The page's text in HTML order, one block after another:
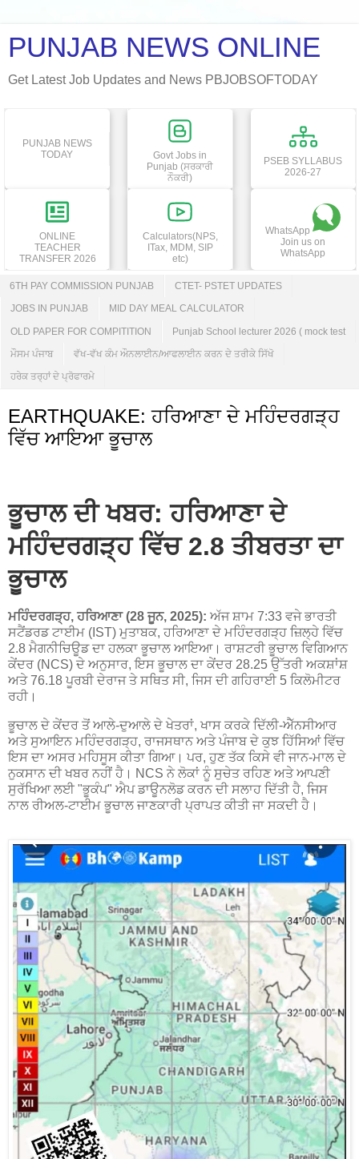
PUNJAB NEWS ONLINE
Get Latest Job Updates and News PBJOBSOFTODAY
PUNJAB NEWS
TODAY
Govt Jobs in
Punjab (ਸਰਕਾਰੀ
ਨੌਕਰੀ)
PSEB SYLLABUS
2026-27
ONLINE
TEACHER
TRANSFER 2026
Calculators(NPS,
ITax, MDM, SIP
etc)
WhatsApp
Join us on
WhatsApp
6TH PAY COMMISSION PUNJAB CTET- PSTET UPDATES
JOBS IN PUNJAB MID DAY MEAL CALCULATOR
OLD PAPER FOR COMPITITION Punjab School lecturer 2026 ( mock test
ਮੌਸਮ ਪੰਜਾਬ ਵੱਖ-ਵੱਖ ਕੰਮ ਔਨਲਾਈਨ/ਆਫਲਾਈਨ ਕਰਨ ਦੇ ਤਰੀਕੇ ਸਿੱਖੋ
ਹਰੇਕ ਤਰ੍ਹਾਂ ਦੇ ਪ੍ਰੋਫਾਰਮੇ
EARTHQUAKE: ਹਰਿਆਣਾ ਦੇ ਮਹਿੰਦਰਗੜ੍ਹ
ਵਿੱਚ ਆਇਆ ਭੂਚਾਲ
ਭੂਚਾਲ ਦੀ ਖਬਰ: ਹਰਿਆਣਾ ਦੇ
ਮਹਿੰਦਰਗੜ੍ਹ ਵਿੱਚ 2.8 ਤੀਬਰਤਾ ਦਾ
ਭੂਚਾਲ
ਮਹਿੰਦਰਗੜ੍ਹ, ਹਰਿਆਣਾ (28 ਜੂਨ, 2025): ਅੱਜ ਸ਼ਾਮ 7:33 ਵਜੇ ਭਾਰਤੀ
ਸਟੈਂਡਰਡ ਟਾਈਮ (IST) ਮੁਤਾਬਕ, ਹਰਿਆਣਾ ਦੇ ਮਹਿੰਦਰਗੜ੍ਹ ਜ਼ਿਲ੍ਹੇ ਵਿੱਚ
2.8 ਮੈਗਨੀਚਿਊਡ ਦਾ ਹਲਕਾ ਭੂਚਾਲ ਆਇਆ। ਰਾਸ਼ਟਰੀ ਭੂਚਾਲ ਵਿਗਿਆਨ
ਕੇਂਦਰ (NCS) ਦੇ ਅਨੁਸਾਰ, ਇਸ ਭੂਚਾਲ ਦਾ ਕੇਂਦਰ 28.25 ਉੱਤਰੀ ਅਕਸ਼ਾਂਸ਼
ਅਤੇ 76.18 ਪੂਰਬੀ ਦੇਰਾਜ ਤੇ ਸਥਿਤ ਸੀ, ਜਿਸ ਦੀ ਗਹਿਰਾਈ 5 ਕਿਲੋਮੀਟਰ
ਰਹੀ।
ਭੂਚਾਲ ਦੇ ਕੇਂਦਰ ਤੋਂ ਆਲੇ-ਦੁਆਲੇ ਦੇ ਖੇਤਰਾਂ, ਖਾਸ ਕਰਕੇ ਦਿੱਲੀ-ਐੱਨਸੀਆਰ
ਅਤੇ ਸੁਆਇਨ ਮਹਿੰਦਰਗੜ੍ਹ, ਰਾਜਸਥਾਨ ਅਤੇ ਪੰਜਾਬ ਦੇ ਕੁਝ ਹਿੱਸਿਆਂ ਵਿੱਚ
ਇਸ ਦਾ ਅਸਰ ਮਹਿਸੂਸ ਕੀਤਾ ਗਿਆ। ਪਰ, ਹੁਣ ਤੱਕ ਕਿਸੇ ਵੀ ਜਾਨ-ਮਾਲ ਦੇ
ਨੁਕਸਾਨ ਦੀ ਖਬਰ ਨਹੀਂ ਹੈ। NCS ਨੇ ਲੋਕਾਂ ਨੂੰ ਸੁਚੇਤ ਰਹਿਣ ਅਤੇ ਆਪਣੀ
ਸੁਰੱਖਿਆ ਲਈ "ਭੂਕੰਪ" ਐਪ ਡਾਊਨਲੋਡ ਕਰਨ ਦੀ ਸਲਾਹ ਦਿੱਤੀ ਹੈ, ਜਿਸ
ਨਾਲ ਰੀਅਲ-ਟਾਈਮ ਭੂਚਾਲ ਜਾਣਕਾਰੀ ਪ੍ਰਾਪਤ ਕੀਤੀ ਜਾ ਸਕਦੀ ਹੈ।